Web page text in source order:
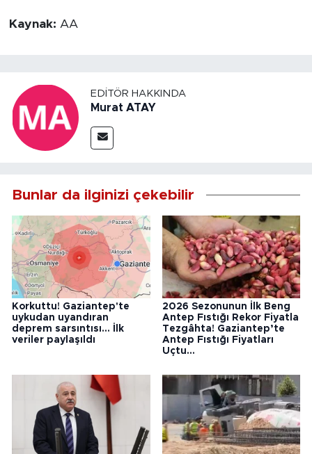
Kaynak: AA
EDITÖR HAKKINDA
Murat ATAY
Bunlar da ilginizi çekebilir
Korkuttu! Gaziantep'te
uykudan uyandıran
deprem sarsıntısı... İlk
veriler paylaşıldı
2026 Sezonunun İlk Beng
Antep Fıstığı Rekor Fiyatla
Tezgâhta! Gaziantep’te
Antep Fıstığı Fiyatları
Uçtu...